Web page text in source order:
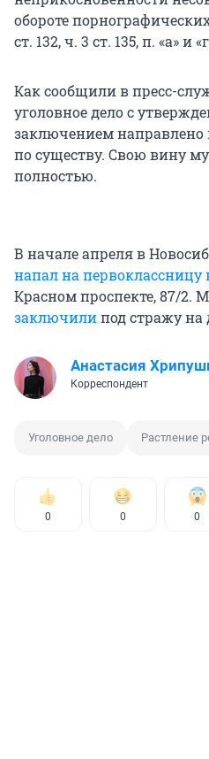
обороте
ст. 132, ч. 3 ст. 135, п. «а» и
Как сообщили в пресс-
уголовное дело с
заключением направлено
по существу. Свою вину
полностью.
В начале апреля в
напал на первоклассницу
Красном проспекте, 87/2.
заключилипод стражу на
Анастасия
Корреспондент
Уголовное дело Растление
0 0 0